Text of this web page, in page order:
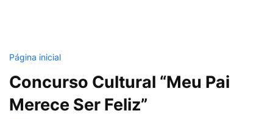
Página inicial
Concurso Cultural “Meu Pai
Merece Ser Feliz”